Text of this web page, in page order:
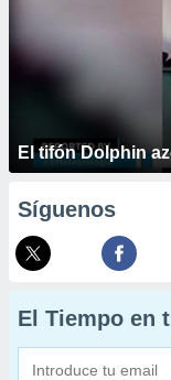
El tifón Dolphin
Síguenos
El Tiempo en